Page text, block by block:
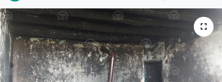
Haber Arşivi